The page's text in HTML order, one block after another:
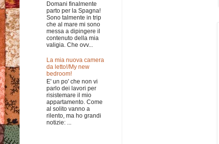
Domani finalmente
parto per la Spagna!
Sono talmente in trip
che al mare mi sono
messa a dipingere il
contenuto della mia
valigia. Che ovv...
La mia nuova camera
da letto!/My new
bedroom!
E' un po' che non vi
parlo dei lavori per
risistemare il mio
appartamento. Come
al solito vanno a
rilento, ma ho grandi
notizie: ...